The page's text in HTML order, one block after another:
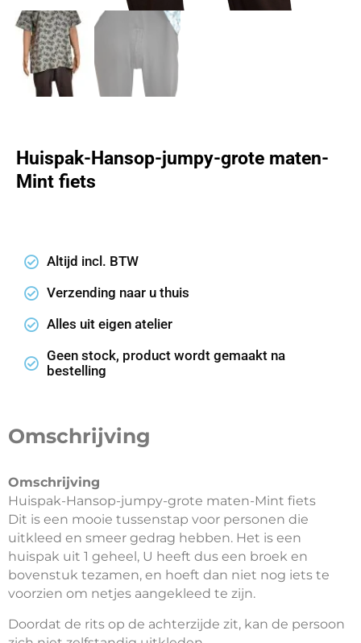
Huispak-Hansop-jumpy-grote maten-
Mint fiets
Altijd incl. BTW
Verzending naar u thuis
Alles uit eigen atelier
Geen stock, product wordt gemaakt na
bestelling
Omschrijving
Omschrijving
Huispak-Hansop-jumpy-grote maten-Mint fiets
Dit is een mooie tussenstap voor personen die
uitkleed en smeer gedrag hebben. Het is een
huispak uit 1 geheel, U heeft dus een broek en
bovenstuk tezamen, en hoeft dan niet nog iets te
voorzien om netjes aangekleed te zijn.
Doordat de rits op de achterzijde zit, kan de persoon